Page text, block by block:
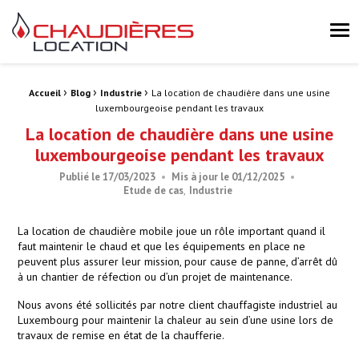
Chaudières Location Location de chaudière et chaufferie mobile
Fil d'Ariane :
Accueil › Blog › Industrie › La location de chaudière dans une usine
luxembourgeoise pendant les travaux
La location de chaudière dans une usine
luxembourgeoise pendant les travaux
Publié le 17/03/2023 Mis à jour le 01/12/2025
Etude de cas Industrie
La location de chaudière mobile joue un rôle important quand il
faut maintenir le chaud et que les équipements en place ne
peuvent plus assurer leur mission, pour cause de panne, d’arrêt dû
à un chantier de réfection ou d’un projet de maintenance.
Nous avons été sollicités par notre client chauffagiste industriel au
Luxembourg pour maintenir la chaleur au sein d’une usine lors de
travaux de remise en état de la chaufferie.